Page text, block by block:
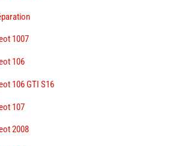
1007
106
106 GTI S16
107
2008